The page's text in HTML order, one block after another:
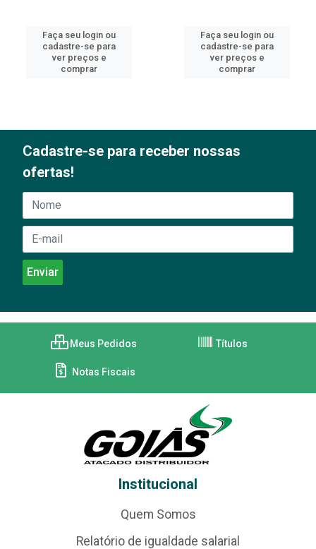
Faça seu login ou
cadastre-se para
ver preços e
comprar
Faça seu login ou
cadastre-se para
ver preços e
comprar
Cadastre-se para receber nossas
ofertas!
Meus Pedidos Títulos
Notas Fiscais
Institucional
Quem Somos
Relatório de igualdade salarial